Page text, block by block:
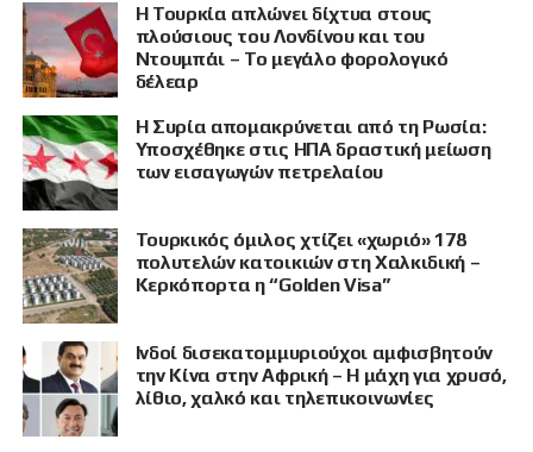
Η Τουρκία απλώνει δίχτυα στους
πλούσιους του Λονδίνου και του
Ντουμπάι – Το μεγάλο φορολογικό
δέλεαρ
Η Συρία απομακρύνεται από τη Ρωσία:
Υποσχέθηκε στις ΗΠΑ δραστική μείωση
των εισαγωγών πετρελαίου
Τουρκικός όμιλος χτίζει «χωριό» 178
πολυτελών κατοικιών στη Χαλκιδική –
Κερκόπορτα η “Golden Visa”
Ινδοί δισεκατομμυριούχοι αμφισβητούν
την Κίνα στην Αφρική – Η μάχη για χρυσό,
λίθιο, χαλκό και τηλεπικοινωνίες